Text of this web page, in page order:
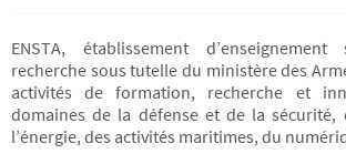
ENSTA, établissement
recherche sous tutelle du ministère des
activités de formation, recherche et
domaines de la défense et de la sécurité,
l’énergie, des activités maritimes, du